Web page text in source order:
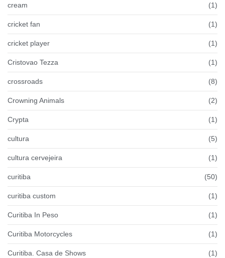
cream (1)
cricket fan (1)
cricket player (1)
Cristovao Tezza (1)
crossroads (8)
Crowning Animals (2)
Crypta (1)
cultura (5)
cultura cervejeira (1)
curitiba (50)
curitiba custom (1)
Curitiba In Peso (1)
Curitiba Motorcycles (1)
Curitiba. Casa de Shows (1)